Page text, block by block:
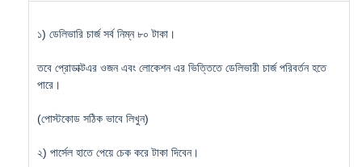
১) ডেলিভারি চার্জ সর্ব নিম্ন ৮০ টাকা।
তবে প্রোডাক্টএর ওজন এবং লোকেশন এর ভিত্তিতে ডেলিভারী চার্জ পরিবর্তন হতে
পারে।
(পোস্টকোড সঠিক ভাবে লিখুন)
২) পার্সেল হাতে পেয়ে চেক করে টাকা দিবেন।